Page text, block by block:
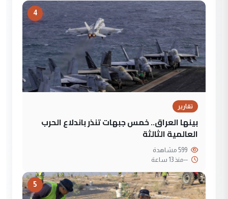
4
تقارير
بينها العراق.. خمس جبهات تنذر باندلاع الحرب
العالمية الثالثة
--منذ 13 ساعة
5